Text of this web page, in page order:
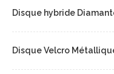
Disque hybride
Disque Velcro